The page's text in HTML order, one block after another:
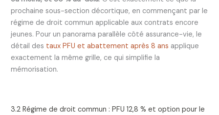
prochaine sous-section décortique, en commençant par le
régime de droit commun applicable aux contrats encore
jeunes. Pour un panorama parallèle côté assurance-vie, le
détail des taux PFU et abattement après 8 ans applique
exactement la même grille, ce qui simplifie la
mémorisation.
3.2 Régime de droit commun : PFU 12,8 % et option pour le